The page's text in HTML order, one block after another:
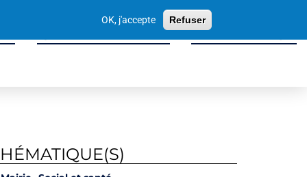
OK, j'accepte Refuser
Sport, Culture & Loisirs Tissu Économique